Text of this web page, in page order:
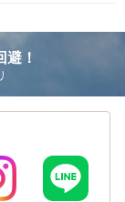
！